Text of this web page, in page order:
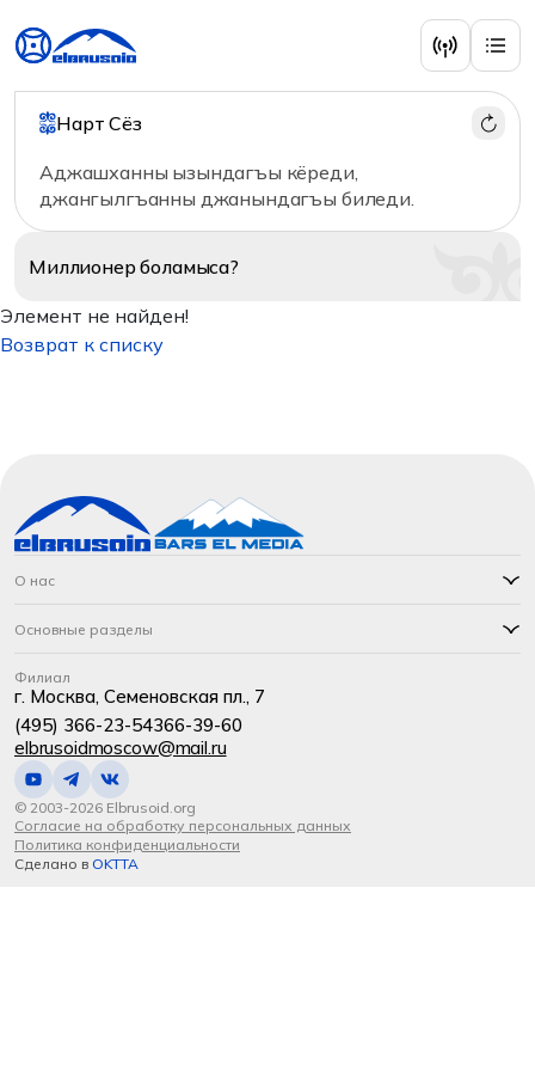
Нарт Сёз
Аджашханны ызындагъы кёреди,
джангылгъанны джанындагъы биледи.
Миллионерболамыса?
Элемент не найден!
Возврат к списку
О нас
Основные разделы
Филиал
г. Москва, Семеновская пл., 7
(495) 366-23-54366-39-60
elbrusoidmoscow@mail.ru
© 2003-2026 Elbrusoid.org
Согласие на обработку персональных данных
Политика конфиденциальности
Сделано в OKTTA